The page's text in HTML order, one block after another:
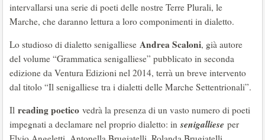
intervallarsi una serie di poeti delle nostre Terre Plurali, le
Marche, che daranno lettura a loro componimenti in dialetto.
Lo studioso di dialetto senigalliese Andrea Scaloni, già autore
del volume “Grammatica senigalliese” pubblicato in seconda
edizione da Ventura Edizioni nel 2014, terrà un breve intervento
dal titolo “Il senigalliese tra i dialetti delle Marche Settentrionali”.
Il reading poetico vedrà la presenza di un vasto numero di poeti
impegnati a declamare nel proprio dialetto: in senigalliese per